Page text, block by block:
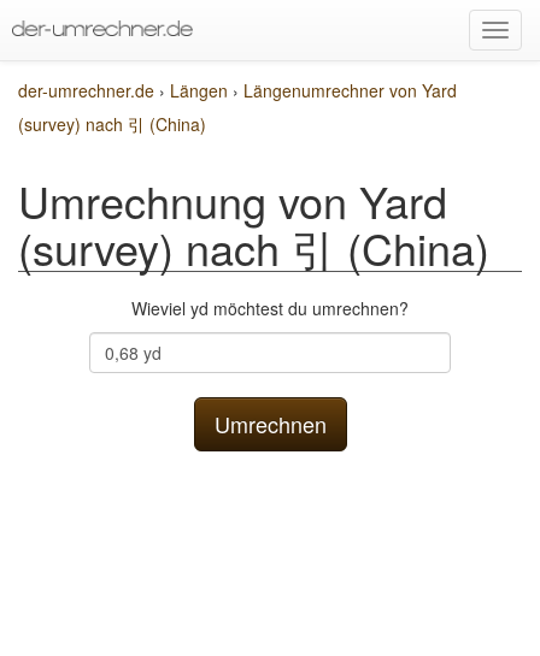
der-umrechner.de › Längen › Längenumrechner von Yard
(survey) nach 引 (China)
Umrechnung von Yard
(survey) nach 引 (China)
Wieviel yd möchtest du umrechnen?